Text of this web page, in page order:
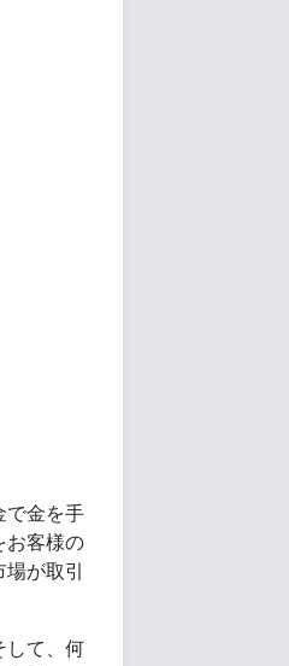
で金を手
お客様の
が取引
して、何